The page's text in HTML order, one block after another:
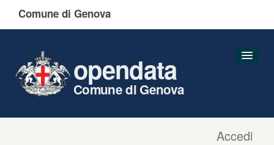
Comune di Genova
Accedi
opendata
Comune di Genova